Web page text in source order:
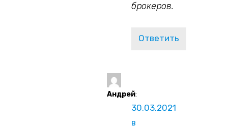
брокеров.
Ответить
Андрей:
30.03.2021
в